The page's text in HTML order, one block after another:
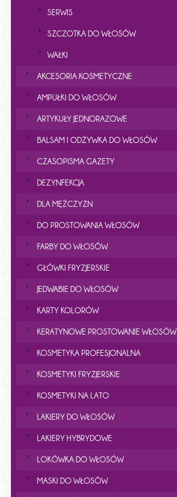
SERWIS
SZCZOTKA DO WŁOSÓW
WAŁKI
AKCESORIA KOSMETYCZNE
AMPUŁKI DO WŁOSÓW
ARTYKUŁY JEDNORAZOWE
BALSAM I ODŻYWKA DO WŁOSÓW
CZASOPISMA GAZETY
DEZYNFEKCJA
DLA MĘŻCZYZN
DO PROSTOWANIA WŁOSÓW
FARBY DO WŁOSÓW
GŁÓWKI FRYZJERSKIE
JEDWABIE DO WŁOSÓW
KARTY KOLORÓW
KERATYNOWE PROSTOWANIE WŁOSÓW
KOSMETYKA PROFESJONALNA
KOSMETYKI FRYZJERSKIE
KOSMETYKI NA LATO
LAKIERY DO WŁOSÓW
LAKIERY HYBRYDOWE
LOKÓWKA DO WŁOSÓW
MASKI DO WŁOSÓW